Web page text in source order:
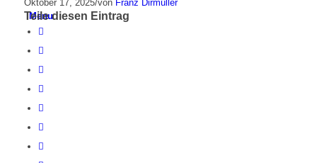
Menu
Oktober 17, 2025/von Franz Dirmüller
Teile diesen Eintrag